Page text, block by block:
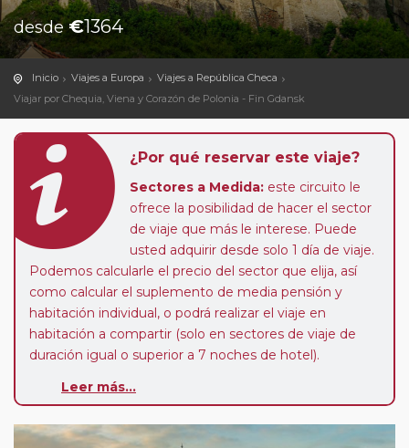
desde€1364
Inicio Viajes a Europa
Viajes a República Checa
Viajar por Chequia, Viena y Corazón de Polonia - Fin Gdansk
¿Por qué reservar este viaje?
Sectores a Medida: este circuito le
ofrece la posibilidad de hacer el sector
de viaje que más le interese. Puede
usted adquirir desde solo 1 día de viaje.
Podemos calcularle el precio del sector que elija, así
como calcular el suplemento de media pensión y
habitación individual, o podrá realizar el viaje en
habitación a compartir (solo en sectores de viaje de
duración igual o superior a 7 noches de hotel).
año, ofrece a los pasajeros que ya hayan viajado con
nuestro Club de Pasajeros (cuya obtención se realiza
Leer más...